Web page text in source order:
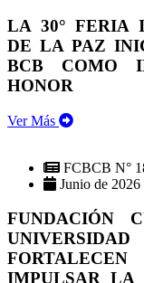
LA 30° FERIA
DE LA PAZ
BCB COMO
HONOR
Ver Más
FCBCB N°
Junio de 2026
FUNDACIÓN
IMPULSAR LA